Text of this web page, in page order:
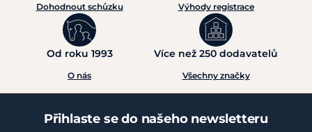
Dohodnout schůzku Výhody registrace
Od roku 1993
O nás
Více než 250 dodavatelů
Všechny značky
Přihlaste se do našeho newsletteru